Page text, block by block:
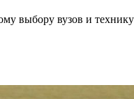
выбору вузов и